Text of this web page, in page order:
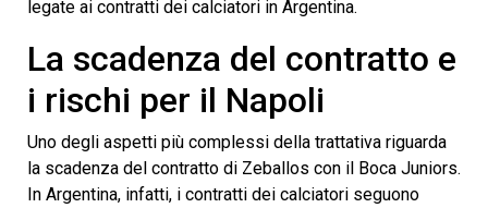
legate ai contratti dei calciatori in Argentina.
La scadenza del contratto e
i rischi per il Napoli
Uno degli aspetti più complessi della trattativa riguarda
la scadenza del contratto di Zeballos con il Boca Juniors.
In Argentina, infatti, i contratti dei calciatori seguono